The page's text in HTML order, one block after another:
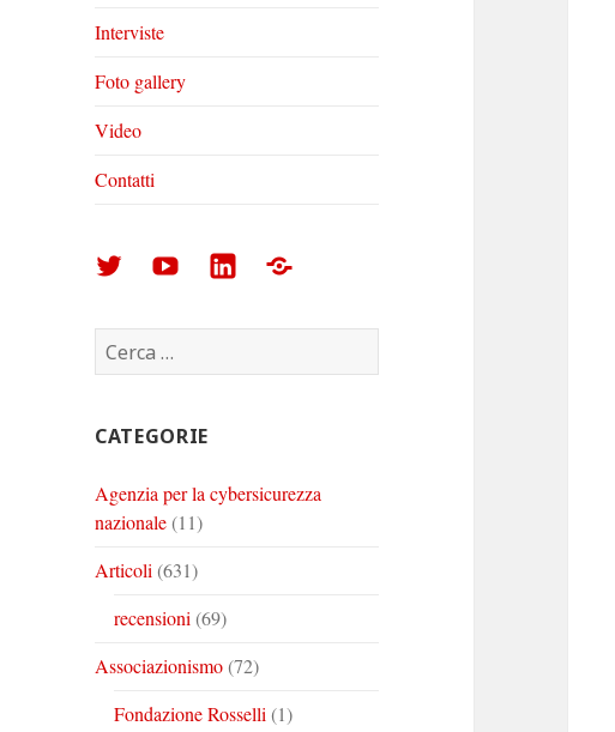
Interviste
Foto gallery
Video
Contatti
Arturo
Corinto
su
Arturo
Corinto
su
Arturo
su
Foto
Ricerca
per:
CATEGORIE
Agenzia per la cybersicurezza
nazionale(11)
Articoli (631)
recensioni (69)
Associazionismo(72)
Fondazione Rosselli (1)